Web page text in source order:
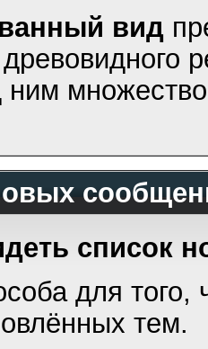
вид
ним
список
для
тем.